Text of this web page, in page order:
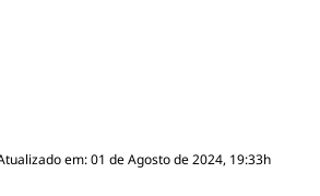
em: 01 de Agosto de 2024, 19:33h